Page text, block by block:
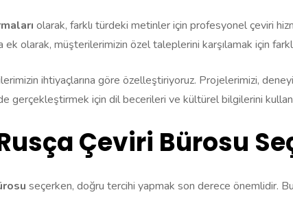
olarak, farklı türdeki metinler için profesyonel çeviri
ek olarak, müşterilerimizin özel taleplerini karşılamak için
ihtiyaçlarına göre özelleştiriyoruz. Projelerimizi,
gerçekleştirmek için dil becerileri ve kültürel bilgilerini
Çeviri Bürosu
seçerken, doğru tercihi yapmak son derece önemlidir.